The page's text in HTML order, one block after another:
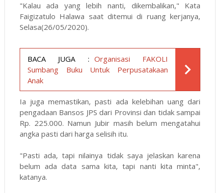
"Kalau ada yang lebih nanti, dikembalikan," Kata
Faigizatulo Halawa saat ditemui di ruang kerjanya,
Selasa(26/05/2020).
BACA JUGA : Organisasi FAKOLI
Sumbang Buku Untuk Perpusatakaan
Anak
Ia juga memastikan, pasti ada kelebihan uang dari
pengadaan Bansos JPS dari Provinsi dan tidak sampai
Rp. 225.000. Namun Jubir masih belum mengatahui
angka pasti dari harga selisih itu.
"Pasti ada, tapi nilainya tidak saya jelaskan karena
belum ada data sama kita, tapi nanti kita minta",
katanya.